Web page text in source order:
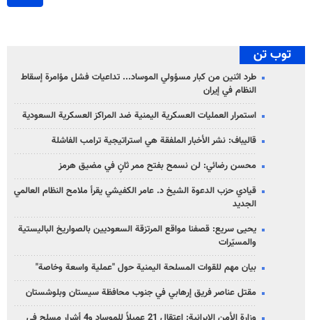
توب تن
طرد اثنين من كبار مسؤولي الموساد... تداعيات فشل مؤامرة إسقاط
النظام في إيران
استمرار العمليات العسكرية اليمنية ضد المراكز العسكرية السعودية
قاليباف: نشر الأخبار الملفقة هي استراتيجية ترامب الفاشلة
محسن رضائي: لن نسمح بفتح ممر ثانٍ في مضيق هرمز
قيادي حزب الدعوة الشيخ د. عامر الكفيشي يقرأ ملامح النظام العالمي
الجديد
يحيى سريع: قصفنا مواقع المرتزقة السعوديين بالصواريخ الباليستية
والمسيّرات
بيان مهم للقوات المسلحة اليمنية حول "عملية واسعة وخاصة"
مقتل عناصر فريق إرهابي في جنوب محافظة سيستان وبلوشستان